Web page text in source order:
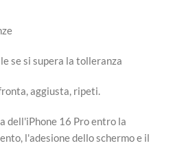
se si supera la tolleranza
aggiusta, ripeti.
dell'iPhone 16 Pro entro la
l'adesione dello schermo e il